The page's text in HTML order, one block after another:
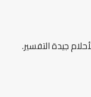
جيدة التفسير.